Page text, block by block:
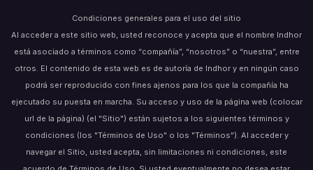
Condiciones generales para el uso del sitio
Al acceder a este sitio web, usted reconoce y acepta que el nombre Indhor
está asociado a términos como “compañía”, “nosotros” o “nuestra”, entre
otros. El contenido de esta web es de autoría de Indhor y en ningún caso
podrá ser reproducido con fines ajenos para los que la compañía ha
ejecutado su puesta en marcha. Su acceso y uso de la página web (colocar
url de la página) (el "Sitio") están sujetos a los siguientes términos y
condiciones (los "Términos de Uso" o los "Términos"). Al acceder y
navegar el Sitio, usted acepta, sin limitaciones ni condiciones, este